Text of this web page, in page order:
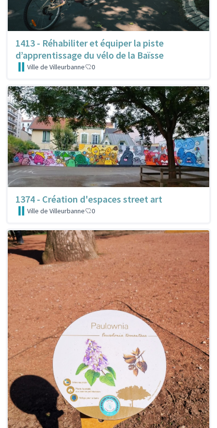
1413 - Réhabiliter et équiper la piste
d’apprentissage du vélo de la Baïsse
Ville de Villeurbanne 0
1374 - Création d'espaces street art
Ville de Villeurbanne 0